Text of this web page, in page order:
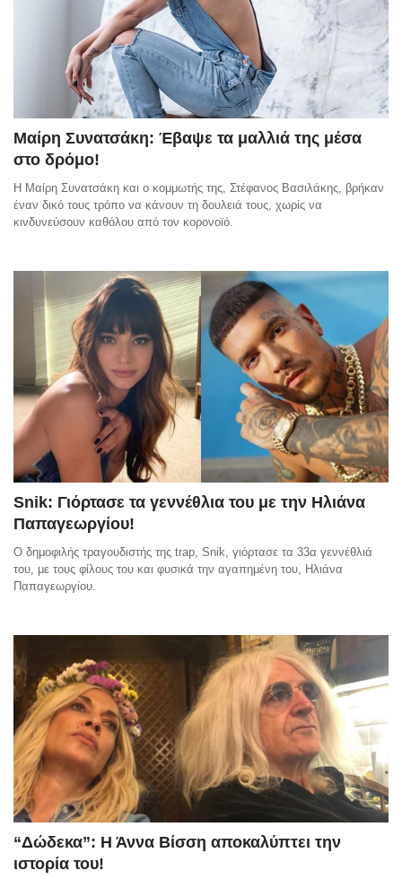
Μαίρη Συνατσάκη: Έβαψε τα μαλλιά της μέσα
στο δρόμο!
Η Μαίρη Συνατσάκη και ο κομμωτής της, Στέφανος Βασιλάκης, βρήκαν
έναν δικό τους τρόπο να κάνουν τη δουλειά τους, χωρίς να
κινδυνεύσουν καθόλου από τον κορονοϊό.
Snik: Γιόρτασε τα γεννέθλια του με την Ηλιάνα
Παπαγεωργίου!
Ο δημοφιλής τραγουδιστής της trap, Snik, γιόρτασε τα 33α γεννέθλιά
του, με τους φίλους του και φυσικά την αγαπημένη του, Ηλιάνα
Παπαγεωργίου.
“Δώδεκα”: Η Άννα Βίσση αποκαλύπτει την
ιστορία του!